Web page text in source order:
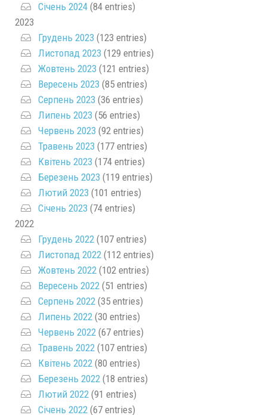
Січень 2024 (84 entries)
2023
Грудень 2023 (123 entries)
Листопад 2023 (129 entries)
Жовтень 2023 (121 entries)
Вересень 2023 (85 entries)
Серпень 2023 (36 entries)
Липень 2023 (56 entries)
Червень 2023 (92 entries)
Травень 2023 (177 entries)
Квітень 2023 (174 entries)
Березень 2023 (119 entries)
Лютий 2023 (101 entries)
Січень 2023 (74 entries)
2022
Грудень 2022 (107 entries)
Листопад 2022 (112 entries)
Жовтень 2022 (102 entries)
Вересень 2022 (51 entries)
Серпень 2022 (35 entries)
Липень 2022 (30 entries)
Червень 2022 (67 entries)
Травень 2022 (107 entries)
Квітень 2022 (80 entries)
Березень 2022 (18 entries)
Лютий 2022 (91 entries)
Січень 2022 (67 entries)